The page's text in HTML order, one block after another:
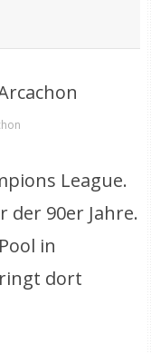
League.
der 90er Jahre.
in
dort